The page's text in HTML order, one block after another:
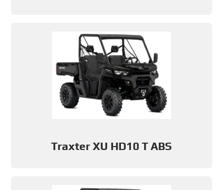
Traxter XU HD10 T ABS